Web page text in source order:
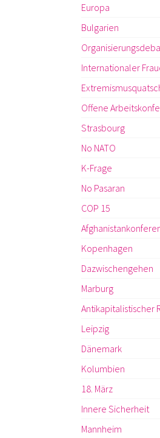
Europa
Bulgarien
Internationaler
Offene
Strasbourg
No NATO
K-Frage
No Pasaran
COP 15
Kopenhagen
Dazwischengehen
Marburg
Antikapitalistischer
Leipzig
Dänemark
Kolumbien
18. März
Innere Sicherheit
Mannheim